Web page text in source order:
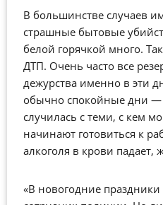
В большинстве случаев
страшные бытовые
белой горячкой много.
ДТП. Очень часто все
дежурства именно в эти
обычно спокойные дни —
случилась с теми, с кем
начинают готовиться к
алкоголя в крови падает,
«В новогодние